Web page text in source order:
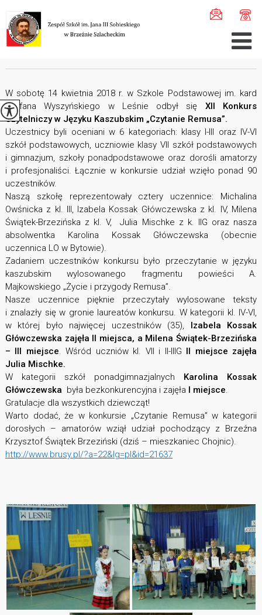
Konkurs ...
KONKURS CZYTELNICZY
W sobotę 14 kwietnia 2018 r. w Szkole Podstawowej im. kard
Stefana Wyszyńskiego w Leśnie odbył się XII Konkurs
Czytelniczy w Języku Kaszubskim „Czytanie Remusa”.
Uczestnicy byli oceniani w 6 kategoriach: klasy I-III oraz IV-VI
szkół podstawowych, uczniowie klasy VII szkół podstawowych
i gimnazjum, szkoły ponadpodstawowe oraz dorośli amatorzy
i profesjonaliści. Łącznie w konkursie udział wzięło ponad 90
uczestników.
Naszą szkołę reprezentowały cztery uczennice: Michalina
Owśnicka z kl. III, Izabela Kossak Główczewska z kl. IV, Milena
Świątek-Brzezińska z kl. V, Julia Mischke z k. IIG oraz nasza
absolwentka Karolina Kossak Główczewska (obecnie
uczennica LO w Bytowie).
Zadaniem uczestników konkursu było przeczytanie w języku
kaszubskim wylosowanego fragmentu powieści A.
Majkowskiego „Życie i przygody Remusa”.
Nasze uczennice pięknie przeczytały wylosowane teksty
i znalazły się w gronie laureatów konkursu. W kategorii kl. IV-VI,
w której było najwięcej uczestników (35), Izabela Kossak
Główczewska zajęła II miejsca, a Milena Świątek-Brzezińska
– III miejsce. Wśród uczniów kl. VII i II-IIIG II miejsce zajęła
Julia Mischke.
W kategorii szkół ponadgimnazjalnych Karolina Kossak
Główczewska była bezkonkurencyjna i zajęła I miejsce.
Gratulacje dla wszystkich dziewcząt!
Warto dodać, że w konkursie „Czytanie Remusa” w kategorii
dorosłych – amatorów wziął udział pochodzący z Brzeźna
Krzysztof Świątek Brzeziński (dziś – mieszkaniec Chojnic).
http://www.brusy.pl/?a=22&lg=pl&id=21637